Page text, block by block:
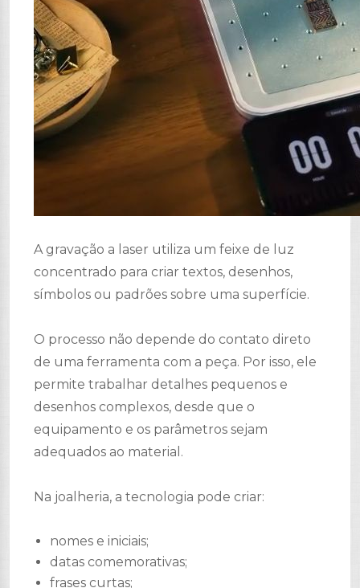
A gravação a laser utiliza um feixe de luz
concentrado para criar textos, desenhos,
símbolos ou padrões sobre uma superfície.
O processo não depende do contato direto
de uma ferramenta com a peça. Por isso, ele
permite trabalhar detalhes pequenos e
desenhos complexos, desde que o
equipamento e os parâmetros sejam
adequados ao material.
Na joalheria, a tecnologia pode criar:
nomes e iniciais;
datas comemorativas;
frases curtas;